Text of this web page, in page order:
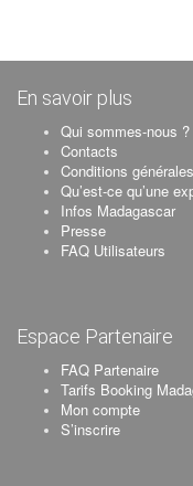
En savoir plus
Qui sommes-nous ?
Contacts
Conditions générales
Qu’est-ce qu’une
Infos Madagascar
Presse
FAQ Utilisateurs
Espace Partenaire
FAQ Partenaire
Tarifs Booking
Mon compte
S’inscrire